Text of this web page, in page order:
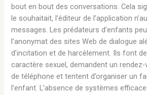
bout en bout des conversations. Cela
le souhaitait, l’éditeur de l’application
messages. Les prédateurs d’enfants
l’anonymat des sites Web de dialogue
d’incitation et de harcèlement. Ils font
caractère sexuel, demandent un
de téléphone et tentent d’organiser un
l’enfant. L’absence de systèmes